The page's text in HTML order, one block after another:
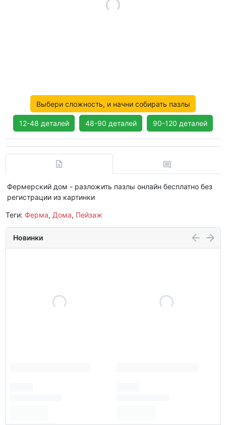
Выбери сложность, и начни собирать пазлы
12-48 деталей 48-90 деталей 90-120 деталей
Фермерский дом - разложить пазлы онлайн бесплатно без
регистрации из картинки
Теги: Ферма, Дома, Пейзаж
Новинки